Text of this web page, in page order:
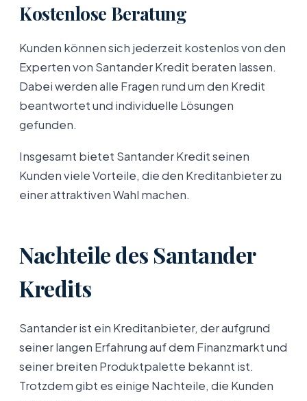
Kostenlose Beratung
Kunden können sich jederzeit kostenlos von den
Experten von Santander Kredit beraten lassen.
Dabei werden alle Fragen rund um den Kredit
beantwortet und individuelle Lösungen
gefunden.
Insgesamt bietet Santander Kredit seinen
Kunden viele Vorteile, die den Kreditanbieter zu
einer attraktiven Wahl machen.
Nachteile des Santander
Kredits
Santander ist ein Kreditanbieter, der aufgrund
seiner langen Erfahrung auf dem Finanzmarkt und
seiner breiten Produktpalette bekannt ist.
Trotzdem gibt es einige Nachteile, die Kunden